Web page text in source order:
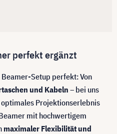
perfekt ergänzt
Setup perfekt: Von
und Kabeln – bei uns
Projektionserlebnis
mit hochwertigem
maximaler Flexibilität und